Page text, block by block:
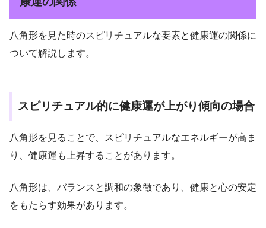
八角形を見た時のスピリチュアルな要素と健康運の関係に
ついて解説します。
スピリチュアル的に健康運が上がり傾向の場合
八角形を見ることで、スピリチュアルなエネルギーが高ま
り、健康運も上昇することがあります。
八角形は、バランスと調和の象徴であり、健康と心の安定
をもたらす効果があります。